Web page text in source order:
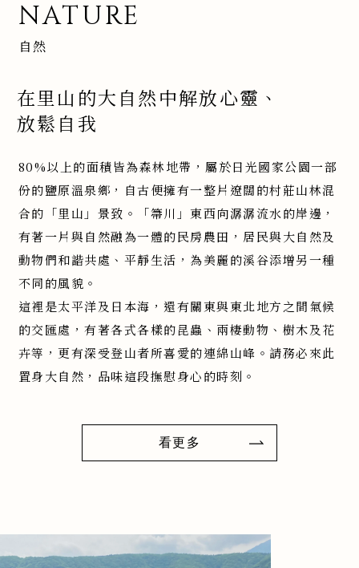
NATURE
自然
在里山的大自然中解放心靈、
放鬆自我
80%以上的面積皆為森林地帶，屬於日光國家公園一部
份的鹽原溫泉鄉，自古便擁有一整片遼闊的村莊山林混
合的「里山」景致。「箒川」東西向潺潺流水的岸邊，
有著一片與自然融為一體的民房農田，居民與大自然及
動物們和諧共處、平靜生活，為美麗的溪谷添增另一種
不同的風貌。
這裡是太平洋及日本海，還有關東與東北地方之間氣候
的交匯處，有著各式各樣的昆蟲、兩棲動物、樹木及花
卉等，更有深受登山者所喜愛的連綿山峰。請務必來此
置身大自然，品味這段撫慰身心的時刻。
看更多